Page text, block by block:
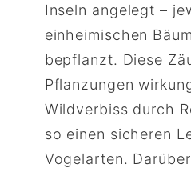
Inseln angelegt –
einheimischen
bepflanzt. Diese
Pflanzungen
Wildverbiss durch
so einen sicheren
Vogelarten.